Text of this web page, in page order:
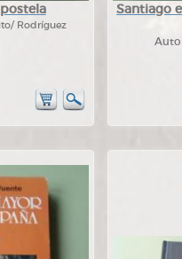
Rodríguez
Santiago